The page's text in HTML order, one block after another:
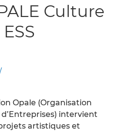
Culture
Opale (Organisation
intervient
artistiques et